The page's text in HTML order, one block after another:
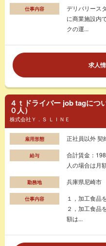
仕事内容
デリバリース
に商業施設内
クの運...
求人
４ｔドライバー job tagにつ
０人）
株式会社Ｙ．Ｓ ＬＩＮＥ
雇用形態 正社員以外 契
給与
合計賃金：
人の場合は月
勤務地 兵庫県尼崎市
仕事内容
１，加工食品
２，加工食品
額は...